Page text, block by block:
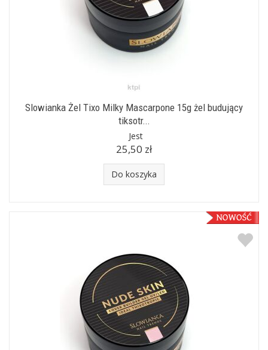
Slowianka Żel Tixo Milky Mascarpone 15g żel budujący
tiksotr...
Jest
25,50 zł
Do koszyka